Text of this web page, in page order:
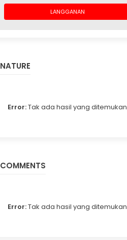
NATURE
Error:Tak ada hasil yang ditemukan
COMMENTS
Error:Tak ada hasil yang ditemukan